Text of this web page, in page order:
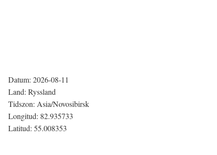
Datum:2026-08-11
Land:Ryssland
Tidszon: Asia/Novosibirsk
Longitud: 82.935733
Latitud:55.008353